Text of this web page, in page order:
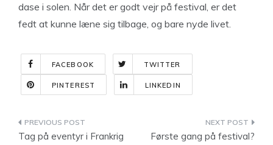
dase i solen. Når det er godt vejr på festival, er det
fedt at kunne læne sig tilbage, og bare nyde livet.
FACEBOOK TWITTER
PINTEREST LINKEDIN
Indlægsnavigation
Tag på eventyr i Frankrig
Første gang på festival?